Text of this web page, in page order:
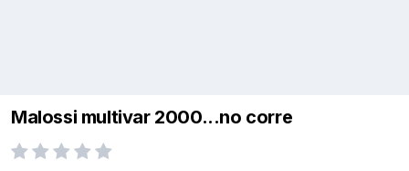
Malossi multivar 2000...no corre